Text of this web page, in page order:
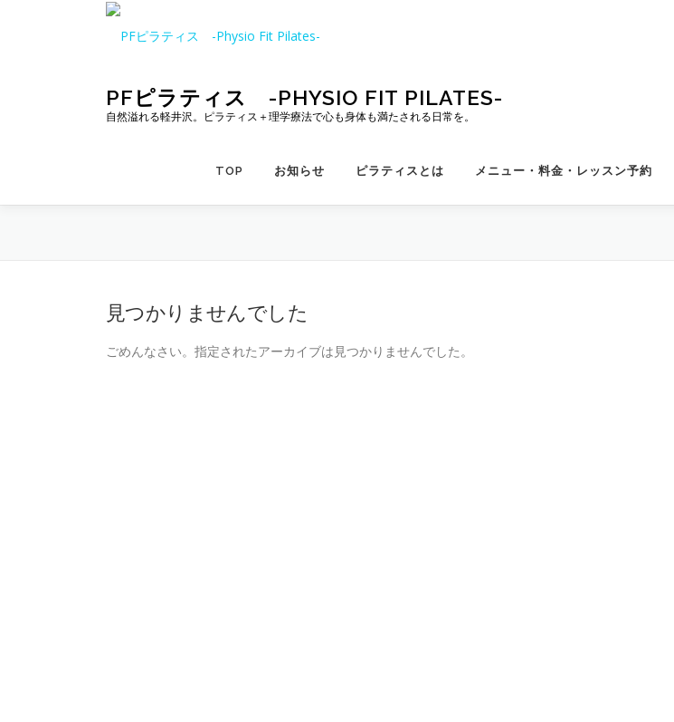
PFピラティス -PHYSIO FIT PILATES-
自然溢れる軽井沢。ピラティス＋理学療法で心も身体も満たされる日常を。
TOP お知らせ ピラティスとは メニュー・料金・レッスン予約
見つかりませんでした
ごめんなさい。指定されたアーカイブは見つかりませんでした。